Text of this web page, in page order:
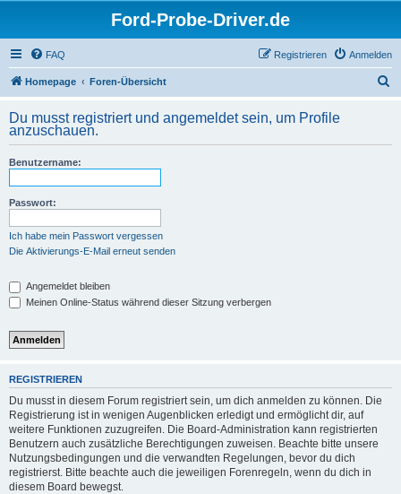
Ford-Probe-Driver.de
FAQ Anmelden
Registrieren
Homepage Foren-Übersicht
h
Du musst registriert und angemeldet sein, um Profile
anzuschauen.
Benutzername:
Passwort:
Ich habe mein Passwort vergessen
Die Aktivierungs-E-Mail erneut senden
Angemeldet bleiben
Meinen Online-Status während dieser Sitzung verbergen
REGISTRIEREN
Du musst in diesem Forum registriert sein, um dich anmelden zu können. Die
Registrierung ist in wenigen Augenblicken erledigt und ermöglicht dir, auf
weitere Funktionen zuzugreifen. Die Board-Administration kann registrierten
Benutzern auch zusätzliche Berechtigungen zuweisen. Beachte bitte unsere
Nutzungsbedingungen und die verwandten Regelungen, bevor du dich
registrierst. Bitte beachte auch die jeweiligen Forenregeln, wenn du dich in
diesem Board bewegst.